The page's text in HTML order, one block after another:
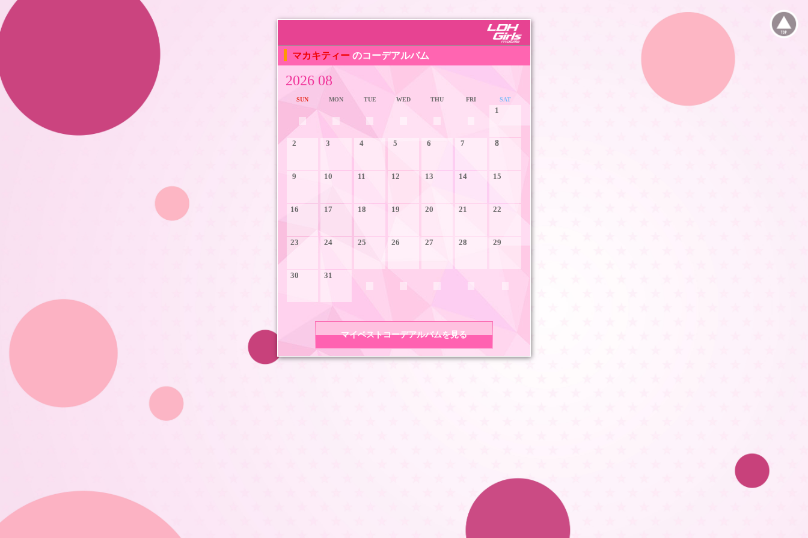
マカキティー のコーデアルバム
2026 08
SUN MON TUE WED THU FRI SAT
1
2 3 4 5 6 7 8
9 10 11 12 13 14 15
16 17 18 19 20 21 22
23 24 25 26 27 28 29
30 31
マイベストコーデアルバムを見る
JASRAC許諾番号 9008675017Y55011 9008675014Y41011